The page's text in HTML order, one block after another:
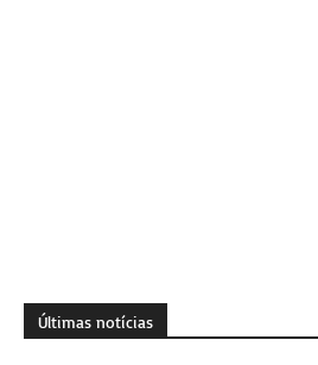
Últimas notícias